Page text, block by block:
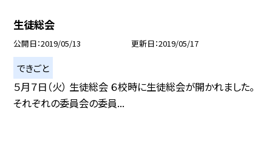
生徒総会
公開日 2019/05/13 更新日 2019/05/17
できごと
５月７日（火） 生徒総会 ６校時に生徒総会が開かれました。
それぞれの委員会の委員...